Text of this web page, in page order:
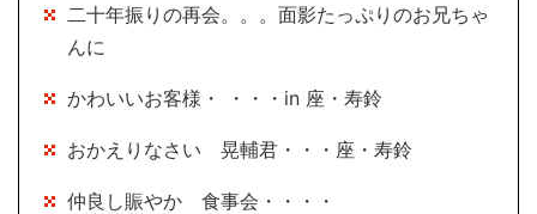
二十年振りの再会。。。面影たっぷりのお兄ちゃ
んに
かわいいお客様・ ・・・in 座・寿鈴
おかえりなさい 晃輔君・・・座・寿鈴
仲良し賑やか 食事会・・・・